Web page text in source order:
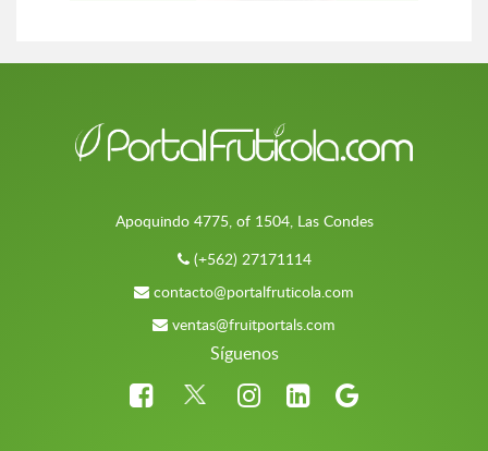
Apoquindo 4775, of 1504, Las Condes
(+562) 27171114
contacto@portalfruticola.com
ventas@fruitportals.com
Síguenos